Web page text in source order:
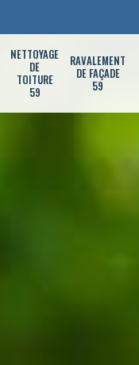
NETTOYAGE
DE
TOITURE
59
RAVALEMENT
DE FAÇADE
59